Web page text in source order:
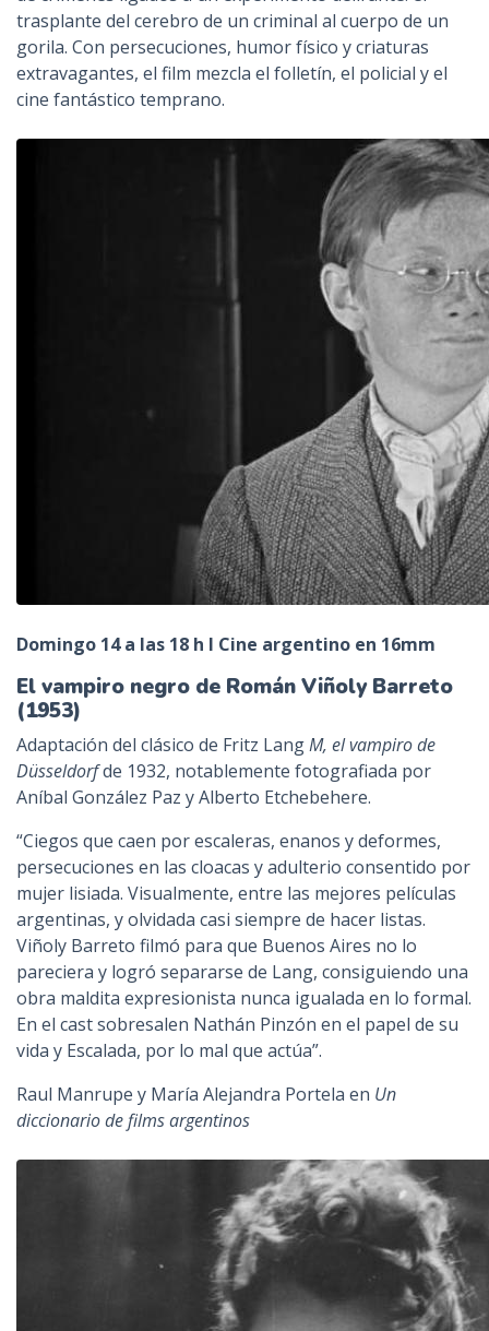
trasplante del cerebro de un criminal al cuerpo de un
gorila. Con persecuciones, humor físico y criaturas
extravagantes, el film mezcla el folletín, el policial y el
cine fantástico temprano.
Domingo 14 a las 18 h I Cine argentino en 16mm
El vampiro negro de Román Viñoly Barreto
(1953)
Adaptación del clásico de Fritz LangM, el vampiro de
Düsseldorfde 1932, notablemente fotografiada por
Aníbal González Paz y Alberto Etchebehere.
“Ciegos que caen por escaleras, enanos y deformes,
persecuciones en las cloacas y adulterio consentido por
mujer lisiada. Visualmente, entre las mejores películas
argentinas, y olvidada casi siempre de hacer listas.
Viñoly Barreto filmó para que Buenos Aires no lo
pareciera y logró separarse de Lang, consiguiendo una
obra maldita expresionista nunca igualada en lo formal.
En el cast sobresalen Nathán Pinzón en el papel de su
vida y Escalada, por lo mal que actúa”.
Raul Manrupe y María Alejandra Portela en Un
diccionario de films argentinos